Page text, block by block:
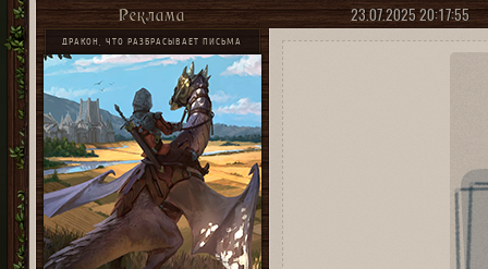
23.07.2025 20:17:55
Реклама
ДРАКОН, ЧТО РАЗБРАСЫВАЕТ ПИСЬМА